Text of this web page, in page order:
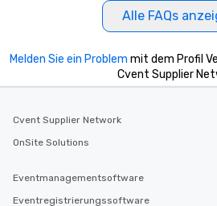
Alle FAQs
Melden Sie ein Problem mit dem Profil
Cvent Supplier
Cvent Supplier Network
OnSite Solutions
Eventmanagementsoftware
Eventregistrierungssoftware